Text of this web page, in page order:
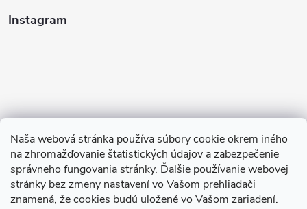
Naša webová stránka používa súbory cookie okrem iného
na zhromažďovanie štatistických údajov a zabezpečenie
správneho fungovania stránky. Ďalšie používanie webovej
stránky bez zmeny nastavení vo Vašom prehliadači
znamená, že cookies budú uložené vo Vašom zariadení.
Instagram
Sledovať na Instagrame
TIk Tok Instagram Facebook